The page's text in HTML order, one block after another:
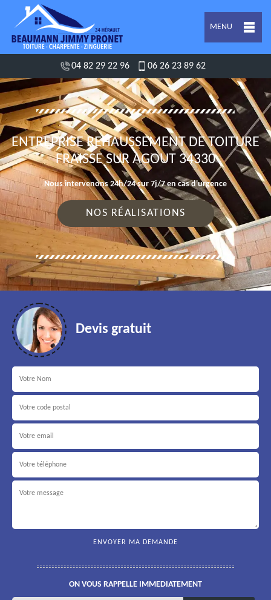
MENU
04 82 29 22 96 06 26 23 89 62
ENTREPRISE REHAUSSEMENT DE TOITURE
FRAISSE SUR AGOUT 34330
Nous intervenons 24h/24 sur 7j/7 en cas d'urgence
NOS RÉALISATIONS
Devis gratuit
ON VOUS RAPPELLE IMMEDIATEMENT